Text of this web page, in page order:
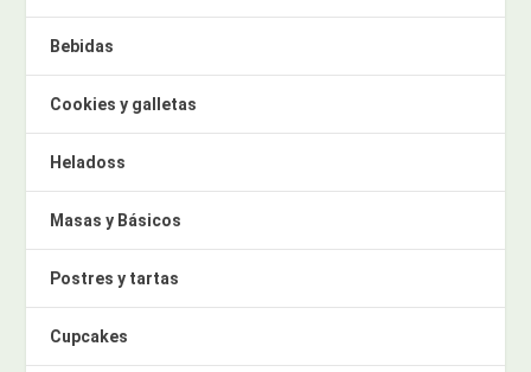
Bebidas
Cookies y galletas
Heladoss
Masas y Básicos
Postres y tartas
Cupcakes